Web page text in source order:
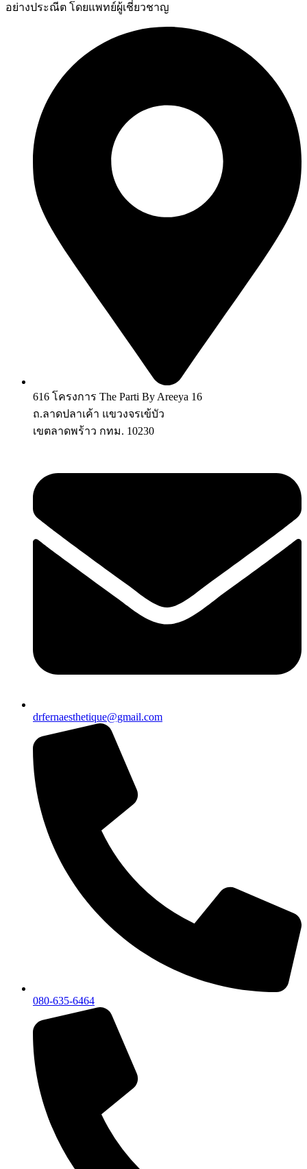
อย่างประณีต โดยแพทย์ผู้เชี่ยวชาญ
616 โครงการ The Parti By Areeya 16
ถ.ลาดปลาเค้า แขวงจรเข้บัว
เขตลาดพร้าว กทม. 10230
drfernaesthetique@gmail.com
080-635-6464